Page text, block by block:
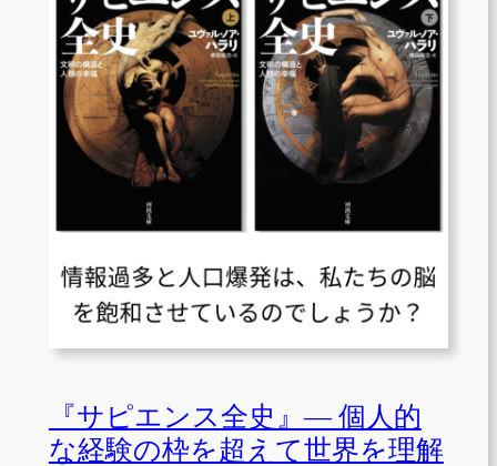
『サピエンス全史』— 個人的
な経験の枠を超えて世界を理解